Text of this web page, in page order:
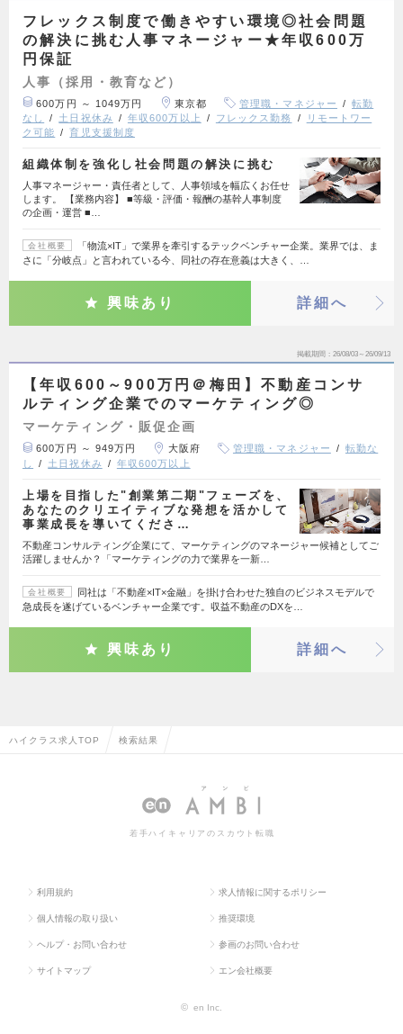
フレックス制度で働きやすい環境◎社会問題
の解決に挑む人事マネージャー★年収600万
円保証
人事（採用・教育など）
600万円 ～ 1049万円 東京都 管理職・マネジャー
転勤
なし
土日祝休み 年収600万以上 フレックス勤務
リモートワー
ク可能
育児支援制度
組織体制を強化し社会問題の解決に挑む
人事マネージャー・責任者として、人事領域を幅広くお任せ
します。 【業務内容】 ■等級・評価・報酬の基幹人事制度
の企画・運営 ■…
会社概要
「物流×IT」で業界を牽引するテックベンチャー企業。業界では、ま
さに「分岐点」と言われている今、同社の存在意義は大きく、…
興味あり 詳細へ
掲載期間 26/08/03～26/09/13
【年収600～900万円＠梅田】不動産コンサ
ルティング企業でのマーケティング◎
マーケティング・販促企画
600万円 ～ 949万円 大阪府 管理職・マネジャー
転勤な
し
土日祝休み 年収600万以上
上場を目指した"創業第二期"フェーズを、
あなたのクリエイティブな発想を活かして
事業成長を導いてくださ…
不動産コンサルティング企業にて、マーケティングのマネージャー候補としてご
活躍しませんか？「マーケティングの力で業界を一新…
会社概要
同社は「不動産×IT×金融」を掛け合わせた独自のビジネスモデルで
急成長を遂げているベンチャー企業です。収益不動産のDXを…
興味あり 詳細へ
ハイクラス求人TOP 検索結果
若手ハイキャリアのスカウト転職
利用規約 求人情報に関するポリシー
個人情報の取り扱い 推奨環境
ヘルプ・お問い合わせ 参画のお問い合わせ
サイトマップ エン会社概要
© en Inc.